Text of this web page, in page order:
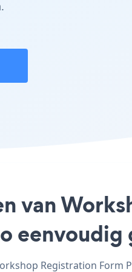
van
eenvoudig
Registration Form